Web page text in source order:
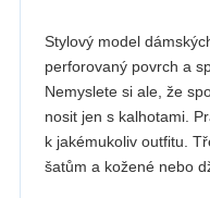
Stylový model
perforovaný povrch a
Nemyslete si ale, že
nosit jen s kalhotami.
k jakémukoliv outfitu.
šatům a kožené nebo